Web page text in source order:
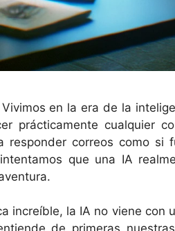
Vivimos en la era de la
prácticamente cualquier
responder correos como si
que una IA
increíble, la IA no viene con